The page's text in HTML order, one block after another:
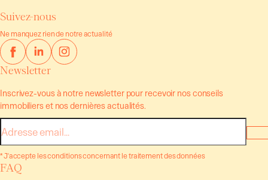
Suivez-nous
Ne manquez rien de notre actualité
Newsletter
Inscrivez-vous à notre newsletter pour recevoir nos conseils
immobiliers et nos dernières actualités.
mail
* J'accepte les conditions concernant le traitement des données
FAQ